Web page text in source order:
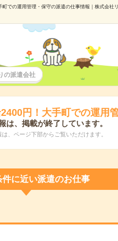
町での運用管理・保守の派遣の仕事情報｜株式会
の派遣会社
円！大手町での運用
は、掲載が終了しています。
、ページ下部からご覧いただけます。
件に近い派遣のお仕事